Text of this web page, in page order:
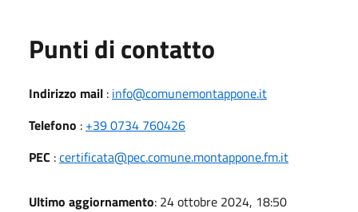
Punti di contatto
Indirizzo mail : info@comunemontappone.it
Telefono : +39 0734 760426
PEC :certificata@pec.comune.montappone.fm.it
Ultimo aggiornamento: 24 ottobre 2024, 18:50